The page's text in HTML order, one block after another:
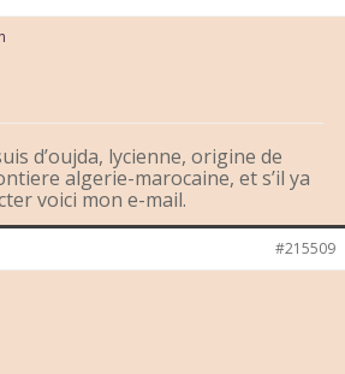
d’oujda, lycienne, origine de
algerie-marocaine, et s’il ya
voici mon e-mail.
#215509